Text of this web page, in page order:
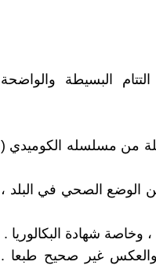
البسيطة والواضحة
من مسلسله الكوميدي (
الصحي في البلد ،
وخاصة شهادة البكالوريا .
والعكس غير صحيح طبعا .